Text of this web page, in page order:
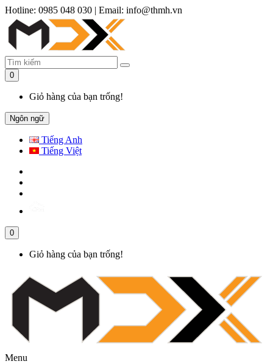
Hotline: 0985 048 030 | Email: info@thmh.vn
0
Giỏ hàng của bạn trống!
Ngôn ngữ
Tiếng Anh
Tiếng Việt
0
Giỏ hàng của bạn trống!
Menu